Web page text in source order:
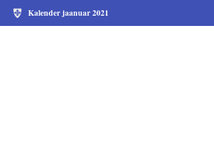
Kalender jaanuar 2021